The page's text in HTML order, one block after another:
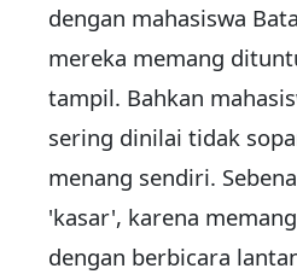
dengan mahasiswa
mereka memang
tampil. Bahkan
sering dinilai tidak
menang sendiri.
'kasar', karena
dengan berbicara